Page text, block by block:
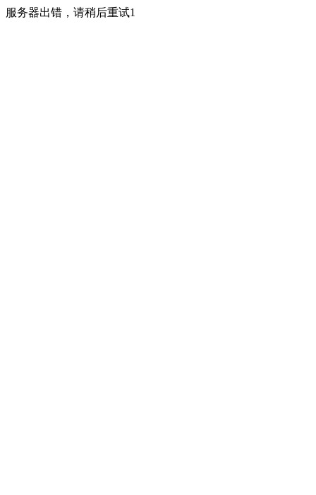
服务器出错，请稍后重试1